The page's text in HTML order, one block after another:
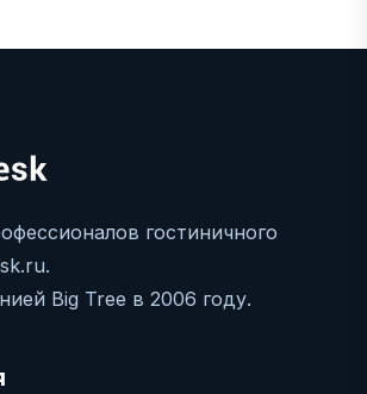
гостиничного
Big Tree в 2006 году.